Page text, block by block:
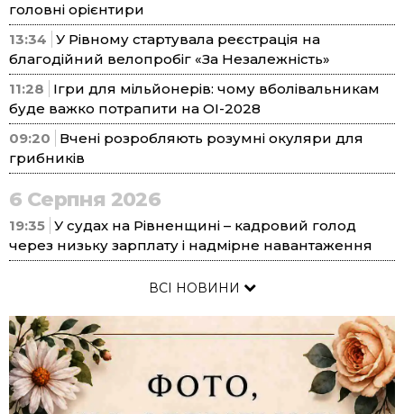
головні орієнтири
13:34 У Рівному стартувала реєстрація на
благодійний велопробіг «За Незалежність»
11:28
Ігри для мільйонерів: чому вболівальникам
буде важко потрапити на ОІ-2028
09:20
Вчені розробляють розумні окуляри для
грибників
6 Серпня 2026
19:35 У судах на Рівненщині – кадровий голод
через низьку зарплату і надмірне навантаження
ВСІ НОВИНИ